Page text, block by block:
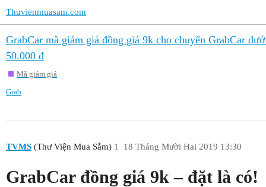
Thuvienmuasam.com
GrabCar mã giảm giá đồng giá 9k cho chuyến GrabCar
50.000 đ
Mã giảm giá
Grab
TVMS (Thư Viện Mua Sắm) 18 Tháng Mười Hai 2019 13:30
1
GrabCar đồng giá 9k – đặt là có!